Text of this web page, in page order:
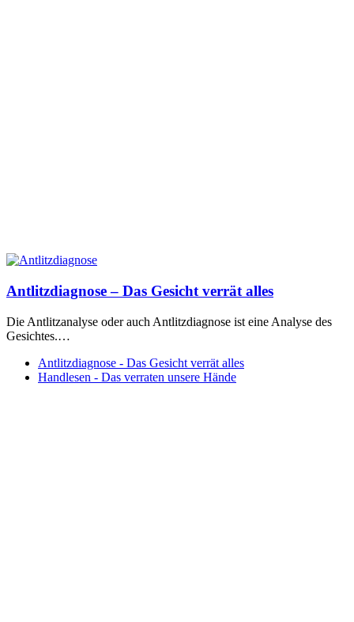
Antlitzdiagnose – Das Gesicht verrät alles
Die Antlitzanalyse oder auch Antlitzdiagnose ist eine Analyse des
Gesichtes.…
Antlitzdiagnose - Das Gesicht verrät alles
Handlesen - Das verraten unsere Hände